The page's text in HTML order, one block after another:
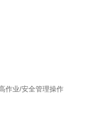
作业/安全管理操作